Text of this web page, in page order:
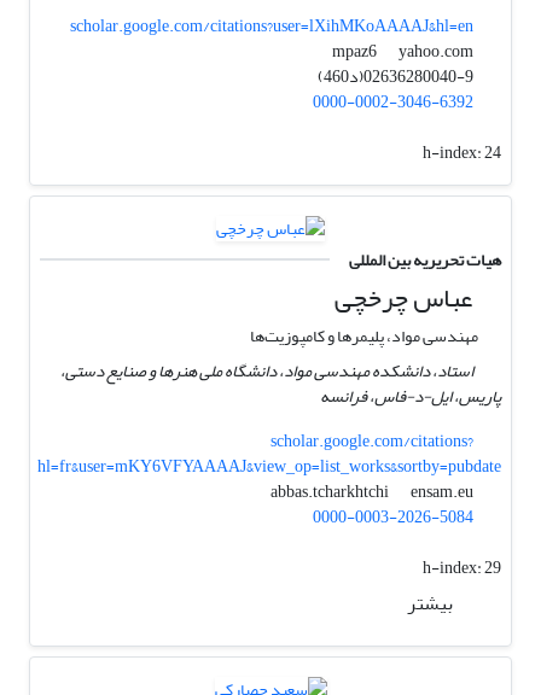
scholar.google.com/citations?user=lXihMKoAAAAJ&hl=en
mpaz6
yahoo.com
02636280040-9(د460)
0000-0002-3046-6392
h-index:24
هیات تحریریه بین المللی
عباس چرخچی
مهندسی مواد، پلیمرها و کامپوزیت‌ها
استاد، دانشکده مهندسی مواد، دانشگاه ملی هنرها و صنایع دستی،
پاریس، ایل-د-فاس، فرانسه
scholar.google.com/citations?
hl=fr&user=mKY6VFYAAAAJ&view_op=list_works&sortby=pubdate
abbas.tcharkhtchi
ensam.eu
0000-0003-2026-5084
h-index:29
بیشتر